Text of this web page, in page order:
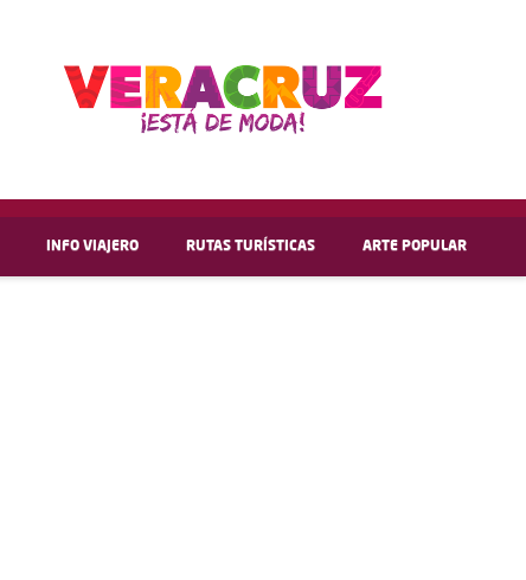
INFO VIAJERO RUTAS TURÍSTICAS ARTE POPULAR